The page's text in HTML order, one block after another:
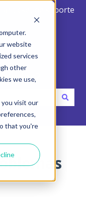
website
services
other
we use,
visit our
that you're
submenu para
ticket de suporte
de pesquisa